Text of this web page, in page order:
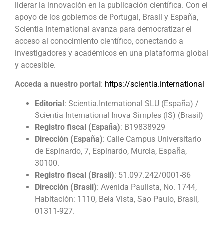
liderar la innovación en la publicación científica. Con el
apoyo de los gobiernos de Portugal, Brasil y España,
Scientia International avanza para democratizar el
acceso al conocimiento científico, conectando a
investigadores y académicos en una plataforma global
y accesible.
Acceda a nuestro portal : https://scientia.international
Editorial: Scientia.International SLU (España) /
Scientia International Inova Simples (IS) (Brasil)
Registro fiscal (España): B19838929
Dirección (España): Calle Campus Universitario
de Espinardo, 7, Espinardo, Murcia, España,
30100.
Registro fiscal (Brasil): 51.097.242/0001-86
Dirección (Brasil): Avenida Paulista, No. 1744,
Habitación: 1110, Bela Vista, Sao Paulo, Brasil,
01311-927.